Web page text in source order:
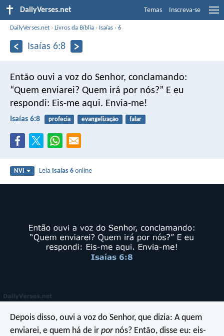
DailyVerses.net Temas Inscreva-se
DailyVerses.net ›Livros da Bíblia › Isaías ›6
Isaías 6:8
Então ouvi a voz do Senhor, conclamando:
“Quem enviarei? Quem irá por nós?” E eu
respondi: Eis-me aqui. Envia-me!
Isaías 6:8 profecia evangelização falar
NVI Leia Isaías 6 online
Depois disso, ouvi a voz do Senhor, que dizia: A quem
enviarei, e quem há de ir pornós? Então, disse eu: eis-